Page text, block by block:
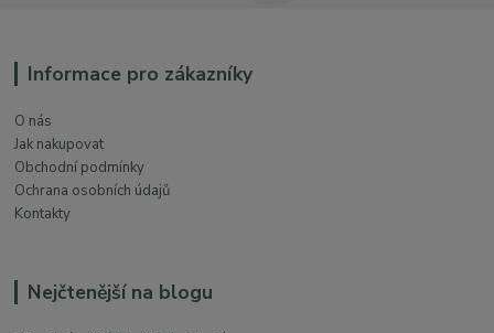
Informace pro zákazníky
O nás
Jak nakupovat
Obchodní podmínky
Ochrana osobních údajů
Kontakty
Nejčtenější na blogu